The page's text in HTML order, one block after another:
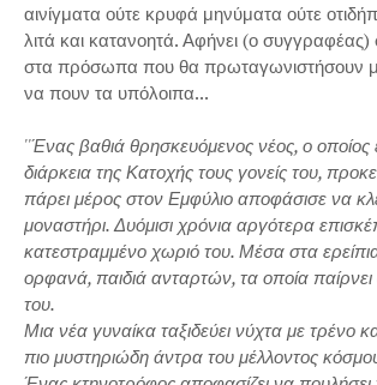
αινίγματα ούτε κρυφά μηνύματα ούτε
λιτά και κατανοητά. Αφήνει (ο συγγραφέας)
στα πρόσωπα που θα πρωταγωνιστήσουν
να πουν τα υπόλοιπα...
''Ένας βαθιά θρησκευόμενος νέος, ο οποίος
διάρκεια της Κατοχής τους γονείς του,
πάρει μέρος στον Εμφύλιο αποφάσισε να
μοναστήρι. Δυόμισι χρόνια αργότερα
κατεστραμμένο χωριό του. Μέσα στα
ορφανά, παιδιά ανταρτών, τα οποία
του.
Μια νέα γυναίκα ταξιδεύει νύχτα με τρένο
πιο μυστηριώδη άντρα του μέλλοντος